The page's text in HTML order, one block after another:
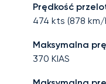
Prędkość
474 kts (878 km/
Maksymalna
370 KIAS